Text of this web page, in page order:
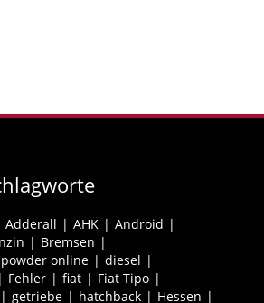
Adderall AHK
Android
Bremsen
online
diesel
Fehler fiat
Fiat Tipo
getriebe hatchback Hessen